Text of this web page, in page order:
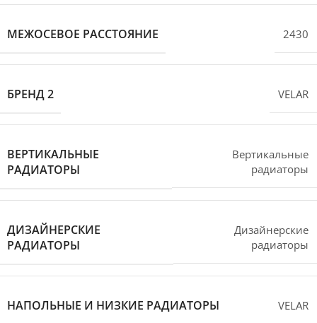
МЕЖОСЕВОЕ РАССТОЯНИЕ 2430
БРЕНД 2 VELAR
ВЕРТИКАЛЬНЫЕ
РАДИАТОРЫ
Вертикальные
радиаторы
ДИЗАЙНЕРСКИЕ
РАДИАТОРЫ
Дизайнерские
радиаторы
НАПОЛЬНЫЕ И НИЗКИЕ РАДИАТОРЫ VELAR